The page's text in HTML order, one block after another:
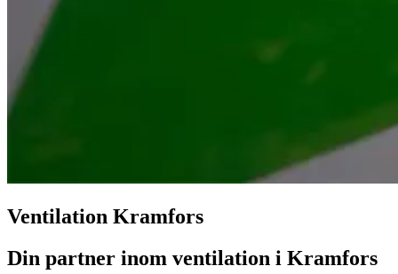
Ventilation Kramfors
Din partner inom ventilation i Kramfors